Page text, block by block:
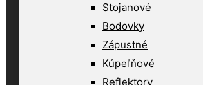
Stojanové
Bodovky
Zápustné
Kúpeľňové
Reflektory